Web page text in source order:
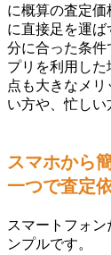
に概算の査定
に直接足を運
分に合った条件
プリを利用し
点も大きなメ
い方や、忙しい
スマホから
一つで査定
スマートフォ
ンプルです。